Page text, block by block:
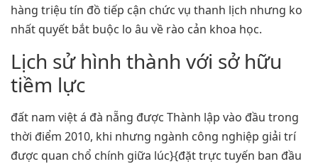
hàng triệu tín đồ tiếp cận chức vụ thanh lịch nhưng ko
nhất quyết bắt buộc lo âu về rào cản khoa học.
Lịch sử hình thành với sở hữu
tiềm lực
đất nam việt á đà nẵng được Thành lập vào đầu trong
thời điểm 2010, khi nhưng ngành công nghiệp giải trí
được quan chổ chính giữa lúc}{đặt trực tuyến ban đầu